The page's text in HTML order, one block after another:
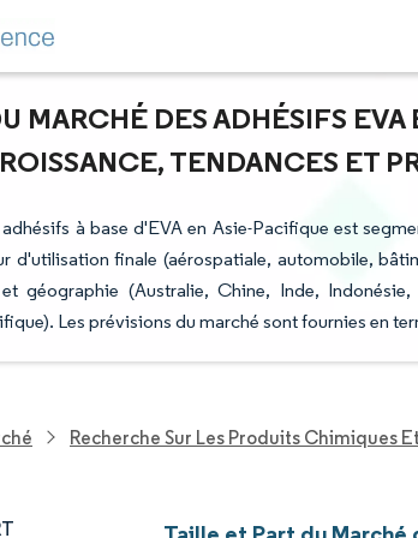
MARCHÉ DES ADHÉSIFS
TENDANCES ET
à base d'EVA en Asie-Pacifique est
d'utilisation finale (aérospatiale, automobile,
géographie (Australie, Chine, Inde,
Les prévisions du marché sont fournies en
Recherche Sur Les Produits Chimiques